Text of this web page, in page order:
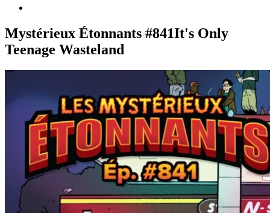
Mystérieux Étonnants #841It's Only
Teenage Wasteland